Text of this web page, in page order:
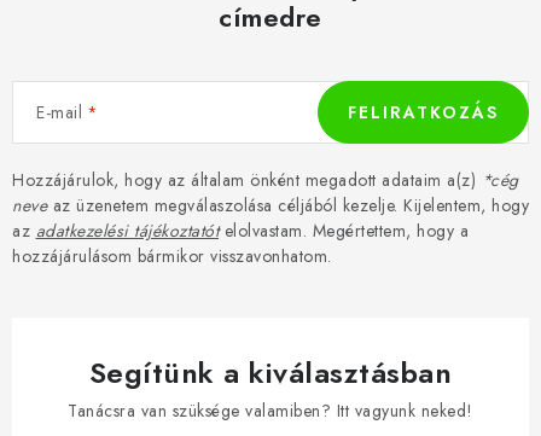
címedre
E-mail
Hozzájárulok, hogy az általam önként megadott adataim a(z) *cég
neveaz üzenetem megválaszolása céljából kezelje. Kijelentem, hogy
az adatkezelési tájékoztatótelolvastam. Megértettem, hogy a
hozzájárulásom bármikor visszavonhatom.
FELIRATKOZÁS
Segítünk a kiválasztásban
Tanácsra van szüksége valamiben? Itt vagyunk neked!